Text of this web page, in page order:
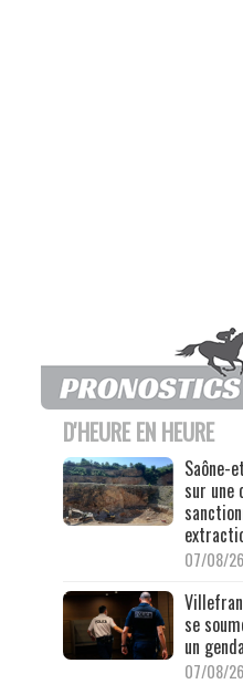
D'HEURE EN HEURE
Saône-
sur une
07/08/26
se
un
07/08/26